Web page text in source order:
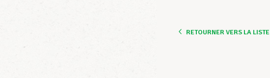
RETOURNER VERS LA LISTE